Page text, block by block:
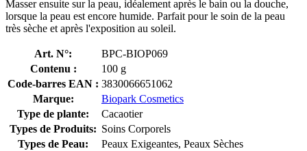
Masser ensuite sur la peau, idéalement après le bain ou la douche,
lorsque la peau est encore humide. Parfait pour le soin de la peau
très sèche et après l'exposition au soleil.
Art. N°:
BPC-BIOP069
Contenu :
100 g
Code-barres EAN : 3830066651062
Marque:
Biopark Cosmetics
Type de plante:
Cacaotier
Types de Produits: Soins Corporels
Types de Peau:
Peaux Exigeantes, Peaux Sèches